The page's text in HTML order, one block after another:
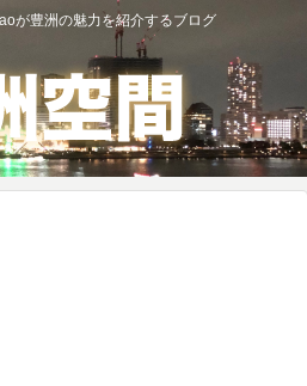
が豊洲の魅力を紹介するブログ